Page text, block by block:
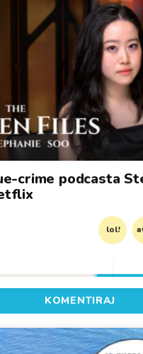
crime podcasta
lol!
KOMENTIRAJ